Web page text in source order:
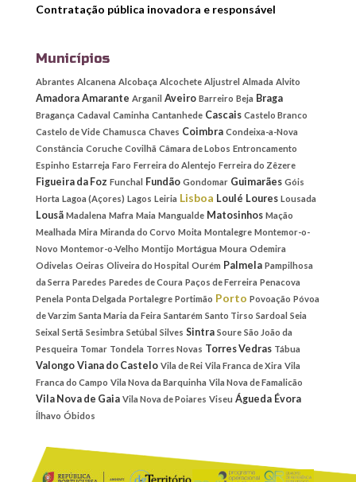
Contratação pública inovadora e responsável
Municípios
Abrantes Alcanena Alcobaça Alcochete Aljustrel Almada Alvito
Amadora Amarante Arganil Aveiro Barreiro Beja Braga
Bragança Cadaval Caminha Cantanhede Cascais Castelo Branco
Castelo de Vide Chamusca Chaves Coimbra Condeixa-a-Nova
Constância Coruche Covilhã Câmara de Lobos Entroncamento
Espinho Estarreja Faro Ferreira do Alentejo Ferreira do Zêzere
Figueira da Foz Funchal Fundão Gondomar Guimarães Góis
Horta Lagoa (Açores) Lagos Leiria Lisboa Loulé Loures Lousada
Lousã Madalena Mafra Maia Mangualde Matosinhos Mação
Mealhada Mira Miranda do Corvo Moita Montalegre Montemor-o-
Novo Montemor-o-Velho Montijo Mortágua Moura Odemira
Odivelas Oeiras Oliveira do Hospital Ourém Palmela Pampilhosa
da Serra Paredes Paredes de Coura Paços de Ferreira Penacova
Penela Ponta Delgada Portalegre Portimão Porto Povoação Póvoa
de Varzim Santa Maria da Feira Santarém Santo Tirso Sardoal Seia
Seixal Sertã Sesimbra Setúbal Silves Sintra Soure São João da
Pesqueira Tomar Tondela Torres Novas Torres Vedras Tábua
Valongo Viana do Castelo Vila de Rei Vila Franca de Xira Vila
Franca do Campo Vila Nova da Barquinha Vila Nova de Famalicão
Vila Nova de Gaia Vila Nova de Poiares Viseu Águeda Évora
Ílhavo Óbidos